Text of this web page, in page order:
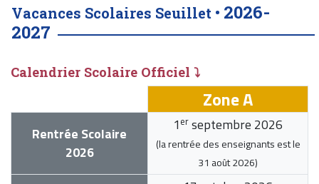
Vacances Scolaires Seuillet • 2026-
2027
Calendrier Scolaire Officiel ⤵
Zone A
Rentrée Scolaire
2026
1 er septembre 2026
(la rentrée des enseignants est le
31 août 2026)